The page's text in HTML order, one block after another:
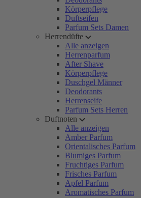
Körperpflege
Duftseifen
Parfum Sets Damen
Herrendüfte
Alle anzeigen
Herrenparfum
After Shave
Körperpflege
Duschgel Männer
Deodorants
Herrenseife
Parfum Sets Herren
Duftnoten
Alle anzeigen
Amber Parfum
Orientalisches Parfum
Blumiges Parfum
Fruchtiges Parfum
Frisches Parfum
Apfel Parfum
Aromatisches Parfum